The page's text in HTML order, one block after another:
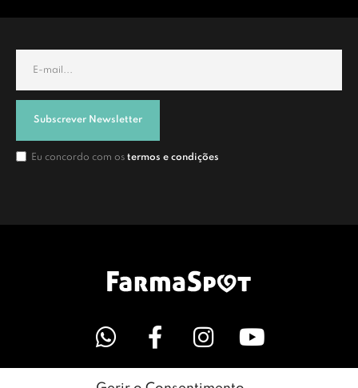
Subscrever Newsletter
Eu concordo com os termos e condições